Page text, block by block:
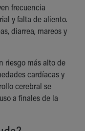
frecuencia
y falta de aliento.
diarrea, mareos y
riesgo más alto de
cardíacas y
cerebral se
a finales de la